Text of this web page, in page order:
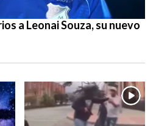
a Leonai Souza, su nuevo